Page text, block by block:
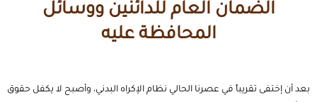
الضمان العام للدائنين ووسائل
المحافظة عليه
بعد أن إختفى تقريباً في عصرنا الحالي نظام الإكراه البدني، وأصبح لا يكفل حقوق